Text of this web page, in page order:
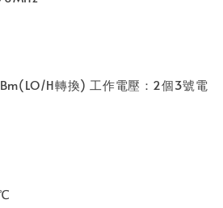
H轉換) 工作電壓：2個3號電